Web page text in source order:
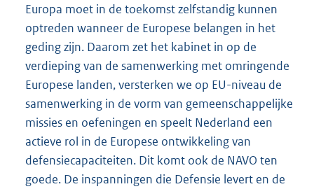
Europa moet in de toekomst zelfstandig kunnen
optreden wanneer de Europese belangen in het
geding zijn. Daarom zet het kabinet in op de
verdieping van de samenwerking met omringende
Europese landen, versterken we op EU-niveau de
samenwerking in de vorm van gemeenschappelijke
missies en oefeningen en speelt Nederland een
actieve rol in de Europese ontwikkeling van
defensiecapaciteiten. Dit komt ook de NAVO ten
goede. De inspanningen die Defensie levert en de